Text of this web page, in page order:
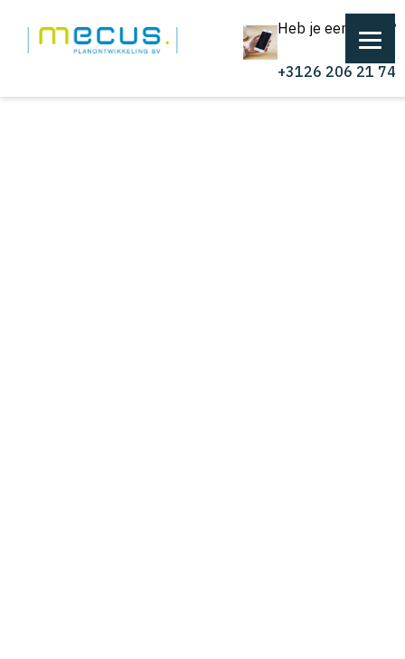
Heb je een vraag?
+3126 206 21 74